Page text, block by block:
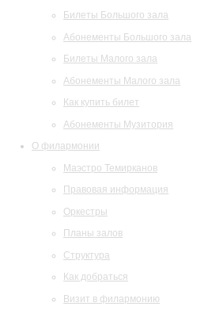
Билеты Большого зала
Абонементы Большого зала
Билеты Малого зала
Абонементы Малого зала
Как купить билет
Абонементы Музитория
О филармонии
Маэстро Темирканов
Правовая информация
Оркестры
Планы залов
Структура
Как добраться
Визит в филармонию